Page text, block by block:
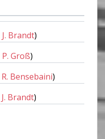
J. Brandt)
P. Groß)
R. Bensebaini)
J. Brandt)